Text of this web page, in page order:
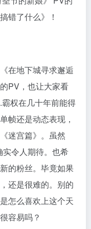
错了什么》！
在地下城寻求邂逅
PV，也让大家看
权在几十年前能得
帧还是动态表现，
迷宫篇》。虽然
令人期待。也希
的粉丝。毕竟如果
还是很难的。别的
怎么喜欢上这个天
容易吗？